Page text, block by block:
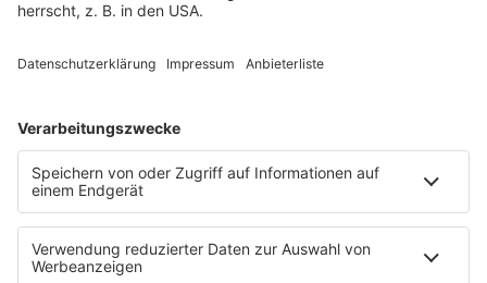
8 Fakten über Dirty Dancing
viele Fans. Hinter den berühmten Tanzszenen
stecken Geschichten, die selbst eingefleischte
Dirty-Dancing-Fans überraschen dürften.
mehr lesen